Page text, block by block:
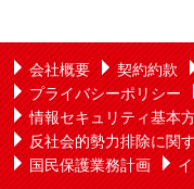
会社概要 契約約款
プライバシーポリシー
情報セキュリティ基本
反社会的勢力排除に関
国民保護業務計画